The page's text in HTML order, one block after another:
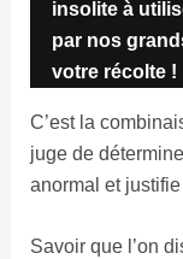
insolite à
par nos
votre récolte !
C’est la
juge de
anormal et
Savoir que l’on